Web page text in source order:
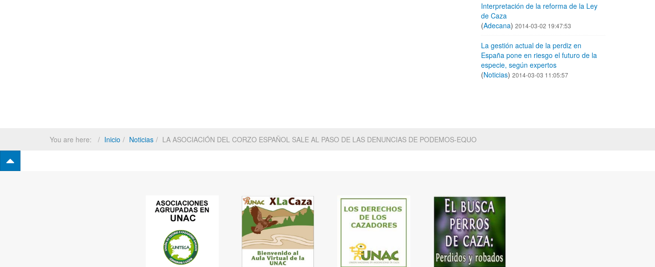
Interpretación de la reforma de la Ley
de Caza
(Adecana) 2014-03-02 19:47:53
La gestión actual de la perdiz en
España pone en riesgo el futuro de la
especie, según expertos
(Noticias) 2014-03-03 11:05:57
You are here: Inicio Noticias LA ASOCIACIÓN DEL CORZO ESPAÑOL SALE AL PASO DE LAS DENUNCIAS DE PODEMOS-EQUO